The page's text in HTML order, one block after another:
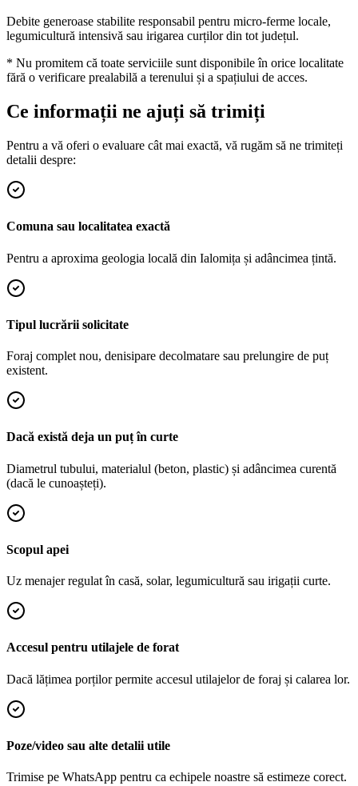
Debite generoase stabilite responsabil pentru micro-ferme locale,
legumicultură intensivă sau irigarea curților din tot județul.
* Nu promitem că toate serviciile sunt disponibile în orice localitate
fără o verificare prealabilă a terenului și a spațiului de acces.
Ce informații ne ajuți să trimiți
Pentru a vă oferi o evaluare cât mai exactă, vă rugăm să ne trimiteți
detalii despre:
Comuna sau localitatea exactă
Pentru a aproxima geologia locală din Ialomița și adâncimea țintă.
Tipul lucrării solicitate
Foraj complet nou, denisipare decolmatare sau prelungire de puț
existent.
Dacă există deja un puț în curte
Diametrul tubului, materialul (beton, plastic) și adâncimea curentă
(dacă le cunoașteți).
Scopul apei
Uz menajer regulat în casă, solar, legumicultură sau irigații curte.
Accesul pentru utilajele de forat
Dacă lățimea porților permite accesul utilajelor de foraj și calarea lor.
Poze/video sau alte detalii utile
Trimise pe WhatsApp pentru ca echipele noastre să estimeze corect.